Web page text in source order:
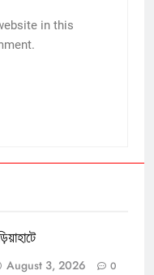
in this
August 3, 2026 0